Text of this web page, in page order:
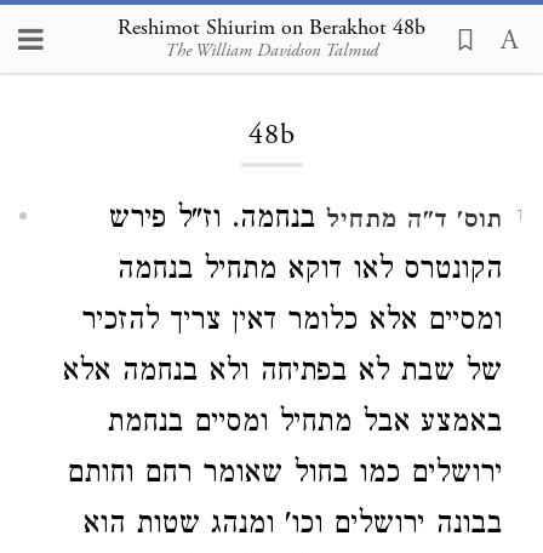
Reshimot Shiurim on Berakhot 48b
The William Davidson Talmud
Loading...
48b
1 תוס' ד"ה מתחיל בנחמה. וז"ל פירש
הקונטרס לאו דוקא מתחיל בנחמה
ומסיים אלא כלומר דאין צריך להזכיר
של שבת לא בפתיחה ולא בנחמה אלא
באמצע אבל מתחיל ומסיים בנחמת
ירושלים כמו בחול שאומר רחם וחותם
בבונה ירושלים וכו' ומנהג שטות הוא